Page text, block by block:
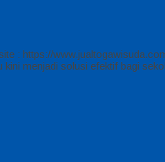
: https://
menjadi solusi efektif bagi